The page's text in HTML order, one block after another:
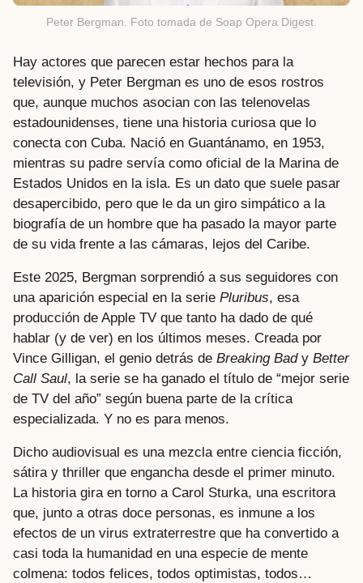
Peter Bergman. Foto tomada de Soap Opera Digest.
Hay actores que parecen estar hechos para la
televisión, y Peter Bergman es uno de esos rostros
que, aunque muchos asocian con las telenovelas
estadounidenses, tiene una historia curiosa que lo
conecta con Cuba. Nació en Guantánamo, en 1953,
mientras su padre servía como oficial de la Marina de
Estados Unidos en la isla. Es un dato que suele pasar
desapercibido, pero que le da un giro simpático a la
biografía de un hombre que ha pasado la mayor parte
de su vida frente a las cámaras, lejos del Caribe.
Este 2025, Bergman sorprendió a sus seguidores con
una aparición especial en la serie Pluribus, esa
producción de Apple TV que tanto ha dado de qué
hablar (y de ver) en los últimos meses. Creada por
Vince Gilligan, el genio detrás de Breaking Bady Better
Call Saul, la serie se ha ganado el título de “mejor serie
de TV del año” según buena parte de la crítica
especializada. Y no es para menos.
Dicho audiovisual es una mezcla entre ciencia ficción,
sátira y thriller que engancha desde el primer minuto.
La historia gira en torno a Carol Sturka, una escritora
que, junto a otras doce personas, es inmune a los
efectos de un virus extraterrestre que ha convertido a
casi toda la humanidad en una especie de mente
colmena: todos felices, todos optimistas, todos…